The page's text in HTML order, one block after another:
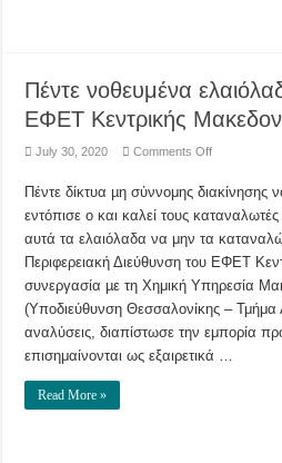
Πέντε νοθευμένα
ΕΦΕΤ Κεντρικής
July 30, 2020 Comments Offon
ελαιόλαδα
εντόπισε
ο
Κεντρικής
Μακεδονίας
Πέντε δίκτυα µη σύννομης
εντόπισε ο και καλεί τους
αυτά τα ελαιόλαδα να μην τα
Περιφερειακή Διεύθυνση του ΕΦΕΤ
συνεργασία µε τη Χημική Υπηρεσία
(Υποδιεύθυνση Θεσσαλονίκης – Τμήμα
αναλύσεις, διαπίστωσε την εμπορία
επισημαίνονται ως εξαιρετικά …
Read More »